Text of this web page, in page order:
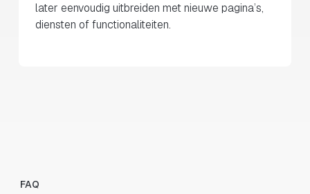
later eenvoudig uitbreiden met nieuwe pagina’s,
diensten of functionaliteiten.
FAQ